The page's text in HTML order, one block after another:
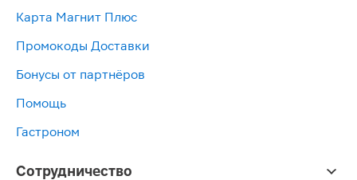
Карта Магнит Плюс
Промокоды Доставки
Бонусы от партнёров
Помощь
Гастроном
Сотрудничество